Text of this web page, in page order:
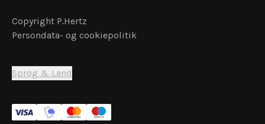
Copyright P.Hertz
Persondata- og cookiepolitik
Sprog & Land